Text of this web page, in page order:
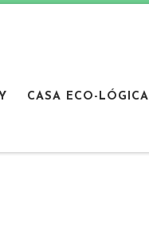
CASA ECO-LÓGICA